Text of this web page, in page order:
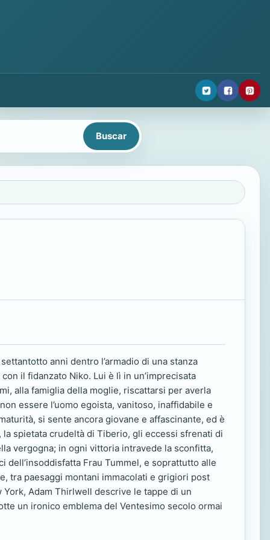
anni dentro l’armadio di una stanza
il fidanzato Niko. Lui è lì in un’imprecisata
alla famiglia della moglie, riscattarsi per averla
essere l’uomo egoista, vanitoso, inaffidabile e
si sente ancora giovane e affascinante, ed è
spietata crudeltà di Tiberio, gli eccessi sfrenati di
vergogna; in ogni vittoria intravede la sconfitta,
Frau Tummel, e soprattutto alle
tra paesaggi montani immacolati e grigiori post
York, Adam Thirlwell descrive le tappe di un
un ironico emblema del Ventesimo secolo ormai